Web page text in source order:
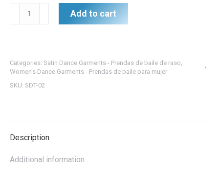
Belt
-
satén
con
Add to cart
Categories: Satin Dance Garments - Prendas de baile de raso
Women's Dance Garments - Prendas de baile para mujer
SKU: SDT-02
Description
Additional information